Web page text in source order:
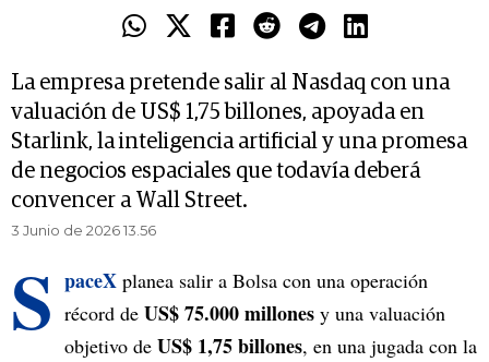
La empresa pretende salir al Nasdaq con una
valuación de US$ 1,75 billones, apoyada en
Starlink, la inteligencia artificial y una promesa
de negocios espaciales que todavía deberá
convencer a Wall Street.
3 Junio de 2026 13.56
S paceX planea salir a Bolsa con una operación
récord de US$ 75.000 millones y una valuación
objetivo de US$ 1,75 billones, en una jugada con la